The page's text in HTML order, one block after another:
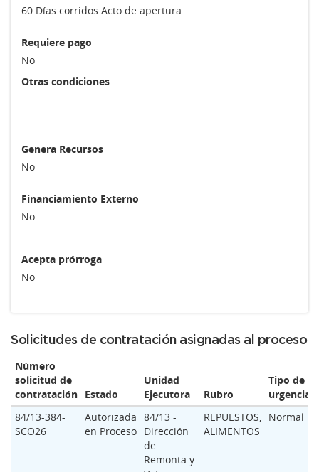
60 Días corridos Acto de apertura
Requiere pago
No
Otras condiciones
Genera Recursos
No
Financiamiento Externo
No
Acepta prórroga
No
Solicitudes de contratación asignadas al proceso
Número
solicitud de
contratación Estado
Unidad
Ejecutora
Rubro
Tipo de
urgencia
84/13-384-
SCO26
Autorizada
en Proceso
84/13 -
Dirección
de
Remonta y
REPUESTOS,
ALIMENTOS
Normal